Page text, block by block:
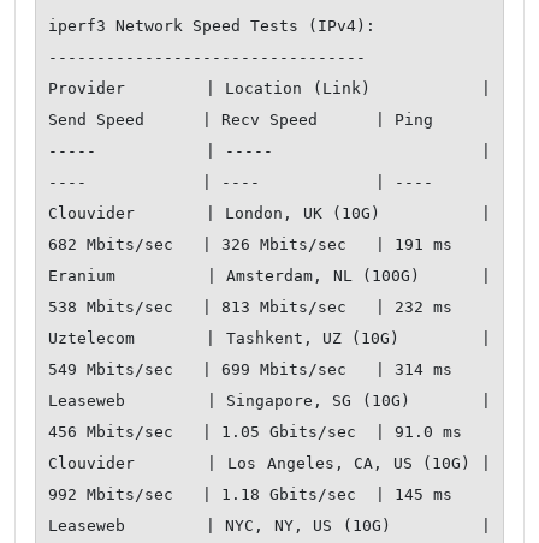
iperf3 Network Speed Tests (IPv4):
---------------------------------
Provider        | Location (Link)           |
Send Speed      | Recv Speed      | Ping
-----           | -----                     |
----            | ----            | ----
Clouvider       | London, UK (10G)          |
682 Mbits/sec   | 326 Mbits/sec   | 191 ms
Eranium         | Amsterdam, NL (100G)      |
538 Mbits/sec   | 813 Mbits/sec   | 232 ms
Uztelecom       | Tashkent, UZ (10G)        |
549 Mbits/sec   | 699 Mbits/sec   | 314 ms
Leaseweb        | Singapore, SG (10G)       |
456 Mbits/sec   | 1.05 Gbits/sec  | 91.0 ms
Clouvider       | Los Angeles, CA, US (10G) |
992 Mbits/sec   | 1.18 Gbits/sec  | 145 ms
Leaseweb        | NYC, NY, US (10G)         |